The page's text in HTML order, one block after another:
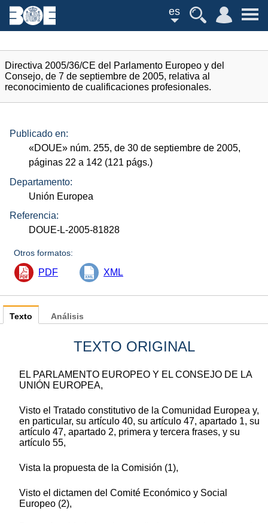
es
Directiva 2005/36/CE del Parlamento Europeo y del
Consejo, de 7 de septiembre de 2005, relativa al
reconocimiento de cualificaciones profesionales.
Publicado en:
«DOUE» núm. 255, de 30 de septiembre de 2005,
páginas 22 a 142 (121 págs.)
Departamento:
Unión Europea
Referencia:
DOUE-L-2005-81828
Otros formatos:
PDF XML
Texto
TEXTO ORIGINAL
EL PARLAMENTO EUROPEO Y EL CONSEJO DE LA
UNIÓN EUROPEA,
Visto el Tratado constitutivo de la Comunidad Europea y,
en particular, su artículo 40, su artículo 47, apartado 1, su
artículo 47, apartado 2, primera y tercera frases, y su
artículo 55,
Vista la propuesta de la Comisión (1),
Visto el dictamen del Comité Económico y Social
Europeo (2),
Análisis